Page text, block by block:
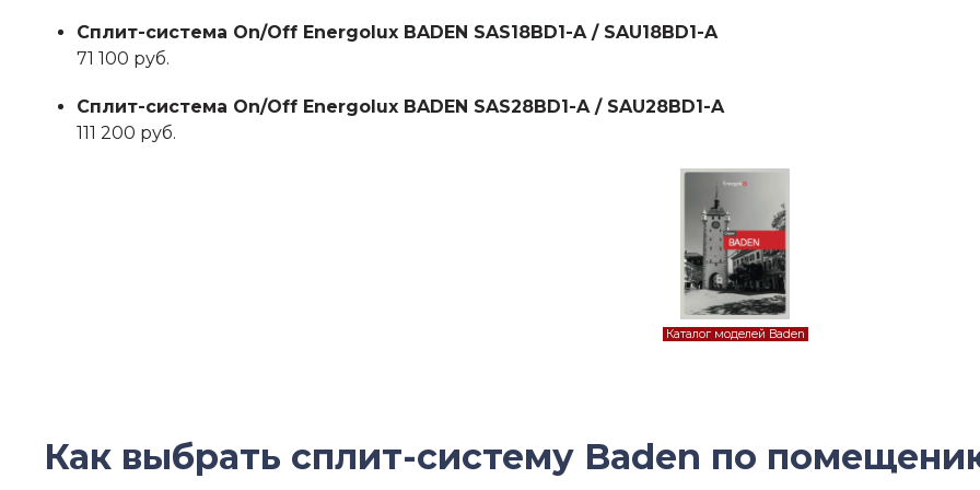
Сплит-система On/Off Energolux BADEN SAS18BD1-A / SAU18BD1-A
71 100 руб.
Сплит-система On/Off Energolux BADEN SAS28BD1-A / SAU28BD1-A
111 200 руб.
Каталог моделей Baden
Как выбрать сплит-систему Baden по